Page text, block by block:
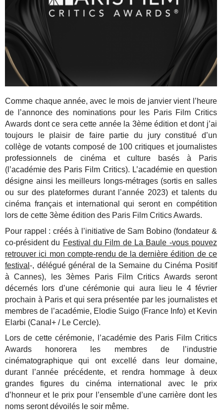
Comme chaque année, avec le mois de janvier vient l’heure
de l’annonce des nominations pour les Paris Film Critics
Awards dont ce sera cette année la 3ème édition et dont j’ai
toujours le plaisir de faire partie du jury constitué d’un
collège de votants composé de 100 critiques et journalistes
professionnels de cinéma et culture basés à Paris
(l’académie des Paris Film Critics). L’académie en question
désigne ainsi les meilleurs longs-métrages (sortis en salles
ou sur des plateformes durant l’année 2023) et talents du
cinéma français et international qui seront en compétition
lors de cette 3ème édition des Paris Film Critics Awards.
Pour rappel : créés à l’initiative de Sam Bobino (fondateur &
co-président du Festival du Film de La Baule -vous pouvez
retrouver ici mon compte-rendu de la dernière édition de ce
festival-, délégué général de la Semaine du Cinéma Positif
à Cannes), les 3èmes Paris Film Critics Awards seront
décernés lors d’une cérémonie qui aura lieu le 4 février
prochain à Paris et qui sera présentée par les journalistes et
membres de l’académie, Elodie Suigo (France Info) et Kevin
Elarbi (Canal+ / Le Cercle).
Lors de cette cérémonie, l’académie des Paris Film Critics
Awards honorera les membres de l’industrie
cinématographique qui ont excellé dans leur domaine,
durant l’année précédente, et rendra hommage à deux
grandes figures du cinéma international avec le prix
d’honneur et le prix pour l’ensemble d’une carrière dont les
noms seront dévoilés le soir même.